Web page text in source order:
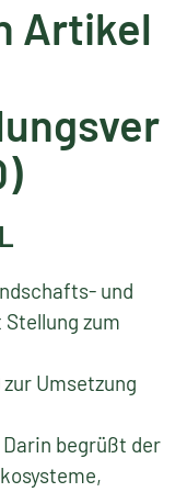
Artikel
und
zum
Umsetzung
begrüßt der